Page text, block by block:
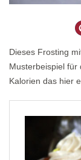
Dieses Frosting
Musterbeispiel für
Kalorien das hier